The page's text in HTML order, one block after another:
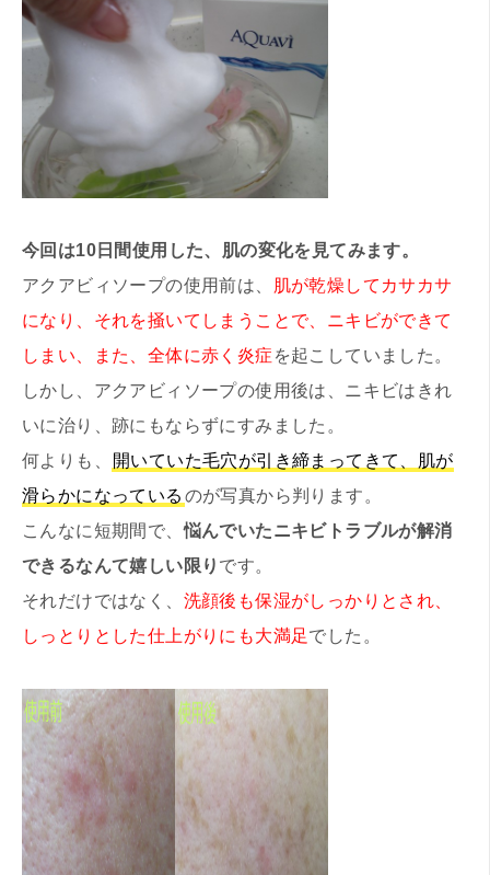
今回は10日間使用した、肌の変化を見てみます。
アクアビィソープの使用前は、 肌が乾燥してカサカサ
になり、それを掻いてしまうことで、ニキビができて
しまい、また、全体に赤く炎症 を起こしていました。
しかし、アクアビィソープの使用後は、ニキビはきれ
いに治り、跡にもならずにすみました。
何よりも、
開いていた毛穴が引き締まってきて、肌が
滑らかになっている のが写真から判ります。
こんなに短期間で、悩んでいたニキビトラブルが解消
できるなんて嬉しい限り です。
それだけではなく、 洗顔後も保湿がしっかりとされ、
しっとりとした仕上がりにも大満足でした。